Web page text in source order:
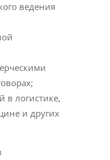
ведения
в логистике,
и других